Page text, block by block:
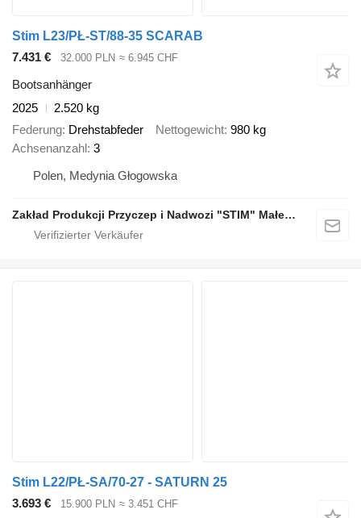
Stim L23/PŁ-ST/88-35 SCARAB
7.431 €
32.000 PLN ≈ 6.945 CHF
Bootsanhänger
2025
2.520 kg
Federung Drehstabfeder Nettogewicht 980 kg
Achsenanzahl 3
Polen, Medynia Głogowska
Zakład Produkcji Przyczep i Nadwozi "STIM" Małecki s.j.
Stim L22/PŁ-SA/70-27 - SATURN 25
3.693 €
15.900 PLN ≈ 3.451 CHF